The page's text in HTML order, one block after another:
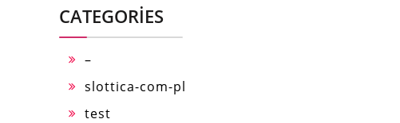
CATEGORIES
–
slottica-com-pl
test